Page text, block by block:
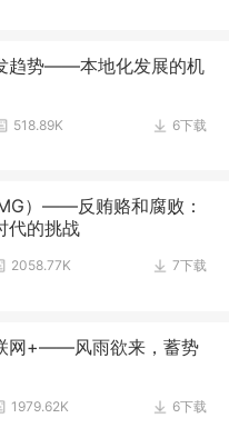
趋势——本地化发展的机
6下载
518.89K
）——反贿赂和腐败：
代的挑战
7下载
2058.77K
网+——风雨欲来，蓄势
6下载
1979.62K